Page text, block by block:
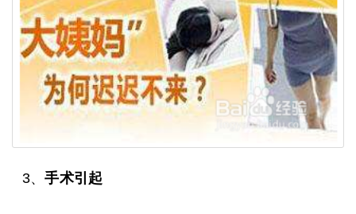
3、手术引起